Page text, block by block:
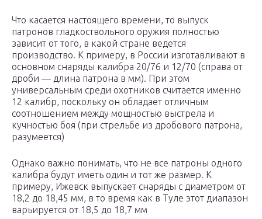
Что касается настоящего времени, то выпуск
патронов гладкоствольного оружия полностью
зависит от того, в какой стране ведется
производство. К примеру, в России изготавливают в
основном снаряды калибра 20/76 и 12/70 (справа от
дроби — длина патрона в мм). При этом
универсальным среди охотников считается именно
12 калибр, поскольку он обладает отличным
соотношением между мощностью выстрела и
кучностью боя (при стрельбе из дробового патрона,
разумеется)
Однако важно понимать, что не все патроны одного
калибра будут иметь один и тот же размер. К
примеру, Ижевск выпускает снаряды с диаметром от
18,2 до 18,45 мм, в то время как в Туле этот диапазон
варьируется от 18,5 до 18,7 мм